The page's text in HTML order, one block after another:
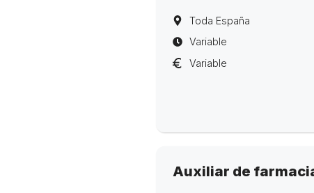
Toda España
Variable
Variable
Auxiliar de